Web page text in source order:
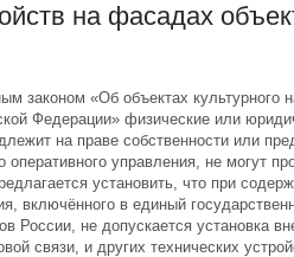
на фасадах
законом «Об объектах культурного
Федерации» физические или
на праве собственности или
оперативного управления, не могут
установить, что при
включённого в единый
России, не допускается установка
связи, и других технических